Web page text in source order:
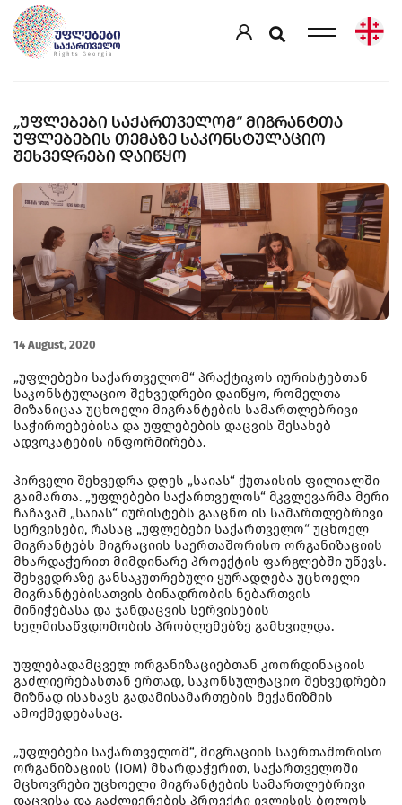
„ᲣᲤᲚᲔᲑᲔᲑᲘ ᲡᲐᲥᲐᲠᲗᲕᲔᲚᲝᲛ“ ᲛᲘᲒᲠᲐᲜᲢᲗᲐ
ᲣᲤᲚᲔᲑᲔᲑᲘᲡ ᲗᲔᲛᲐᲖᲔ ᲡᲐᲙᲝᲜᲡᲢᲣᲚᲐᲪᲘᲝ
ᲨᲔᲮᲕᲔᲓᲠᲔᲑᲘ ᲓᲐᲘᲬᲧᲝ
14 August, 2020
„უფლებები საქართველომ“ პრაქტიკოს იურისტებთან
საკონსტულაციო შეხვედრები დაიწყო, რომელთა
მიზანიცაა უცხოელი მიგრანტების სამართლებრივი
საჭიროებებისა და უფლებების დაცვის შესახებ
ადვოკატების ინფორმირება.
პირველი შეხვედრა დღეს „საიას“ ქუთაისის ფილიალში
გაიმართა. „უფლებები საქართველოს“ მკვლევარმა მერი
ჩაჩავამ „საიას“ იურისტებს გააცნო ის სამართლებრივი
სერვისები, რასაც „უფლებები საქართველო“ უცხოელ
მიგრანტებს მიგრაციის საერთაშორისო ორგანიზაციის
მხარდაჭერით მიმდინარე პროექტის ფარგლებში უწევს.
შეხვედრაზე განსაკუთრებული ყურადღება უცხოელი
მიგრანტებისათვის ბინადრობის ნებართვის
მინიჭებასა და ჯანდაცვის სერვისების
ხელმისაწვდომობის პრობლემებზე გამხვილდა.
უფლებადამცველ ორგანიზაციებთან კოორდინაციის
გაძლიერებასთან ერთად, საკონსულტაციო შეხვედრები
მიზნად ისახავს გადამისამართების მექანიზმის
ამოქმედებასაც.
„უფლებები საქართველომ“, მიგრაციის საერთაშორისო
ორგანიზაციის (IOM) მხარდაჭერით, საქართველოში
მცხოვრები უცხოელი მიგრანტების სამართლებრივი
დაცვისა და გაძლიერების პროექტი ივლისის ბოლოს